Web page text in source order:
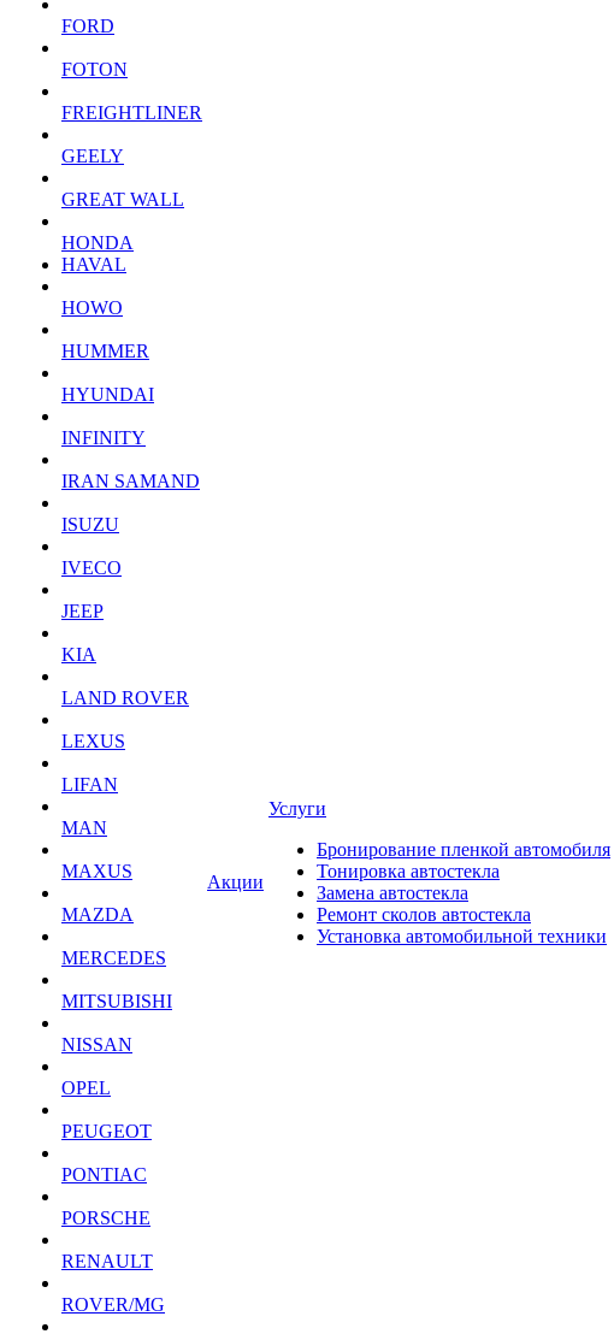
FORD
FOTON
FREIGHTLINER
GEELY
GREAT WALL
HONDA
HAVAL
HOWO
HUMMER
HYUNDAI
INFINITY
IRAN SAMAND
ISUZU
IVECO
JEEP
KIA
LAND ROVER
LEXUS
LIFAN
MAN
MAXUS
MAZDA
MERCEDES
MITSUBISHI
NISSAN
OPEL
PEUGEOT
PONTIAC
PORSCHE
RENAULT
ROVER/MG
Акции
Услуги
Бронирование пленкой автомобиля
Тонировка автостекла
Замена автостекла
Ремонт сколов автостекла
Установка автомобильной техники